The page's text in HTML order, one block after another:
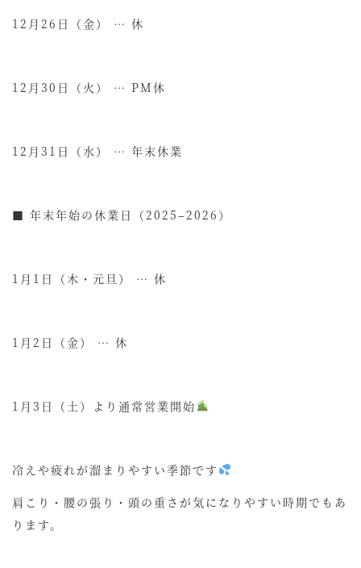
12月26日（金） … 休
12月30日（火） … PM休
12月31日（水） … 年末休業
■ 年末年始の休業日（2025–2026）
1月1日（木・元旦） … 休
1月2日（金） … 休
1月3日（土）より通常営業開始
冷えや疲れが溜まりやすい季節です
肩こり・腰の張り・頭の重さが気になりやすい時期でもあ
ります。